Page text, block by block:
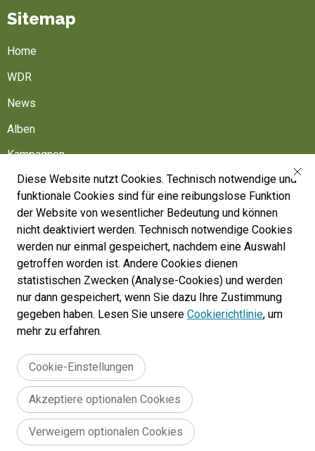
Diese Website nutzt Cookies. Technisch notwendige und
funktionale Cookies sind für eine reibungslose Funktion
der Website von wesentlicher Bedeutung und können
nicht deaktiviert werden. Technisch notwendige Cookies
werden nur einmal gespeichert, nachdem eine Auswahl
getroffen worden ist. Andere Cookies dienen
statistischen Zwecken (Analyse-Cookies) und werden
nur dann gespeichert, wenn Sie dazu Ihre Zustimmung
gegeben haben. Lesen Sie unsere Cookierichtlinie, um
mehr zu erfahren.
Cookie-Einstellungen
Akzeptiere optionalen Cookies
Verweigern optionalen Cookies
Sitemap
Home
WDR
News
Alben
Kampagnen
Friedhöfe
Belgische Armee
Machen Sie mit
Folgen Sie uns
War Heritage Institute
Belgium, Battlefield of Europe
War dead register
Legal
menu
Allgemeine Geschäftsbedingungen für die Website :
Erklärung zur Zugänglichkeit
Cookie policy